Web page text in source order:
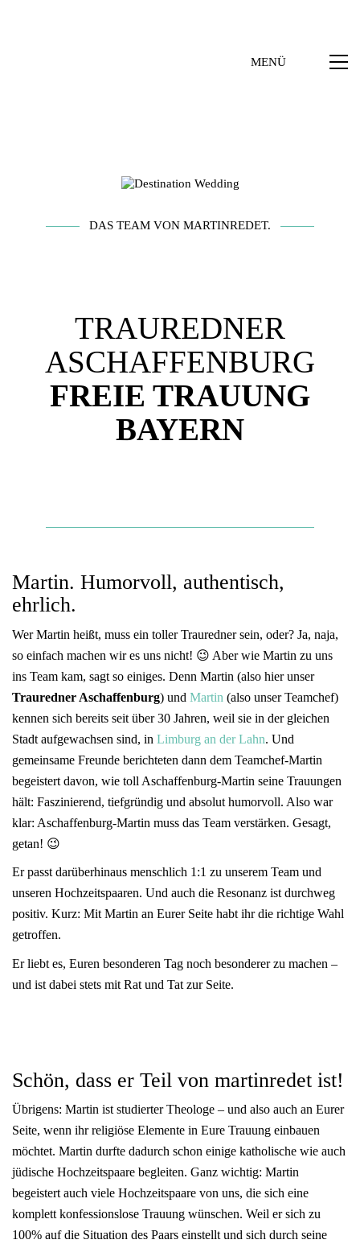
MENÜ
DAS TEAM VON MARTINREDET.
TRAUREDNER
ASCHAFFENBURG
FREIE TRAUUNG
BAYERN
Martin. Humorvoll, authentisch,
ehrlich.
Wer Martin heißt, muss ein toller Trauredner sein, oder? Ja, naja,
so einfach machen wir es uns nicht! 😉 Aber wie Martin zu uns
ins Team kam, sagt so einiges. Denn Martin (also hier unser
Trauredner Aschaffenburg) und Martin (also unser Teamchef)
kennen sich bereits seit über 30 Jahren, weil sie in der gleichen
Stadt aufgewachsen sind, in Limburg an der Lahn. Und
gemeinsame Freunde berichteten dann dem Teamchef-Martin
begeistert davon, wie toll Aschaffenburg-Martin seine Trauungen
hält: Faszinierend, tiefgründig und absolut humorvoll. Also war
klar: Aschaffenburg-Martin muss das Team verstärken. Gesagt,
getan! 😉
Er passt darüberhinaus menschlich 1:1 zu unserem Team und
unseren Hochzeitspaaren. Und auch die Resonanz ist durchweg
positiv. Kurz: Mit Martin an Eurer Seite habt ihr die richtige Wahl
getroffen.
Er liebt es, Euren besonderen Tag noch besonderer zu machen –
und ist dabei stets mit Rat und Tat zur Seite.
Schön, dass er Teil von martinredet ist!
Übrigens: Martin ist studierter Theologe – und also auch an Eurer
Seite, wenn ihr religiöse Elemente in Eure Trauung einbauen
möchtet. Martin durfte dadurch schon einige katholische wie auch
jüdische Hochzeitspaare begleiten. Ganz wichtig: Martin
begeistert auch viele Hochzeitspaare von uns, die sich eine
komplett konfessionslose Trauung wünschen. Weil er sich zu
100% auf die Situation des Paars einstellt und sich durch seine